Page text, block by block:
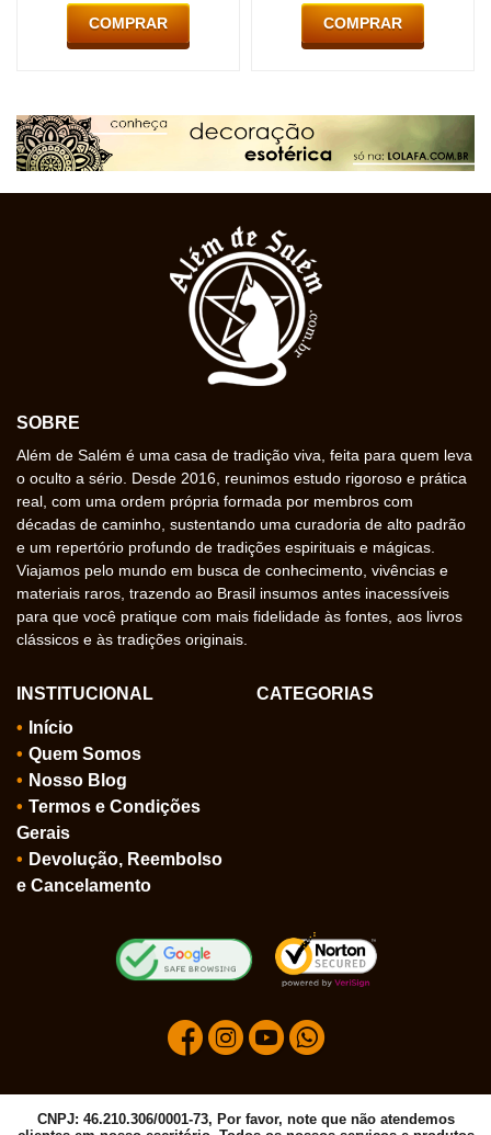
COMPRAR COMPRAR
SOBRE
Além de Salém é uma casa de tradição viva, feita para quem leva
o oculto a sério. Desde 2016, reunimos estudo rigoroso e prática
real, com uma ordem própria formada por membros com
décadas de caminho, sustentando uma curadoria de alto padrão
e um repertório profundo de tradições espirituais e mágicas.
Viajamos pelo mundo em busca de conhecimento, vivências e
materiais raros, trazendo ao Brasil insumos antes inacessíveis
para que você pratique com mais fidelidade às fontes, aos livros
clássicos e às tradições originais.
INSTITUCIONAL
Início
Quem Somos
Nosso Blog
Termos e Condições
Gerais
Devolução, Reembolso
e Cancelamento
CATEGORIAS
CNPJ: 46.210.306/0001-73, Por favor, note que não atendemos